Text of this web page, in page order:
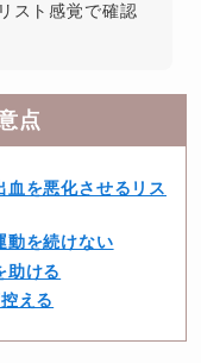
スト感覚で確認
点
血を悪化させるリス
動を続けない
助ける
える